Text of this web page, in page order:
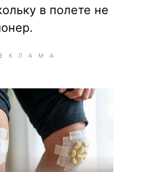
в полете не